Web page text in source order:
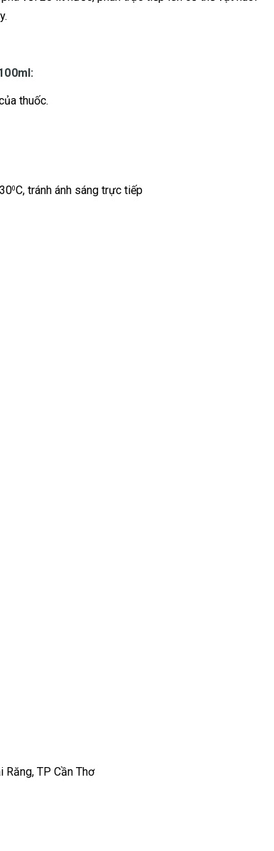
thuốc.
0C, tránh ánh sáng trực tiếp
Răng, TP Cần Thơ